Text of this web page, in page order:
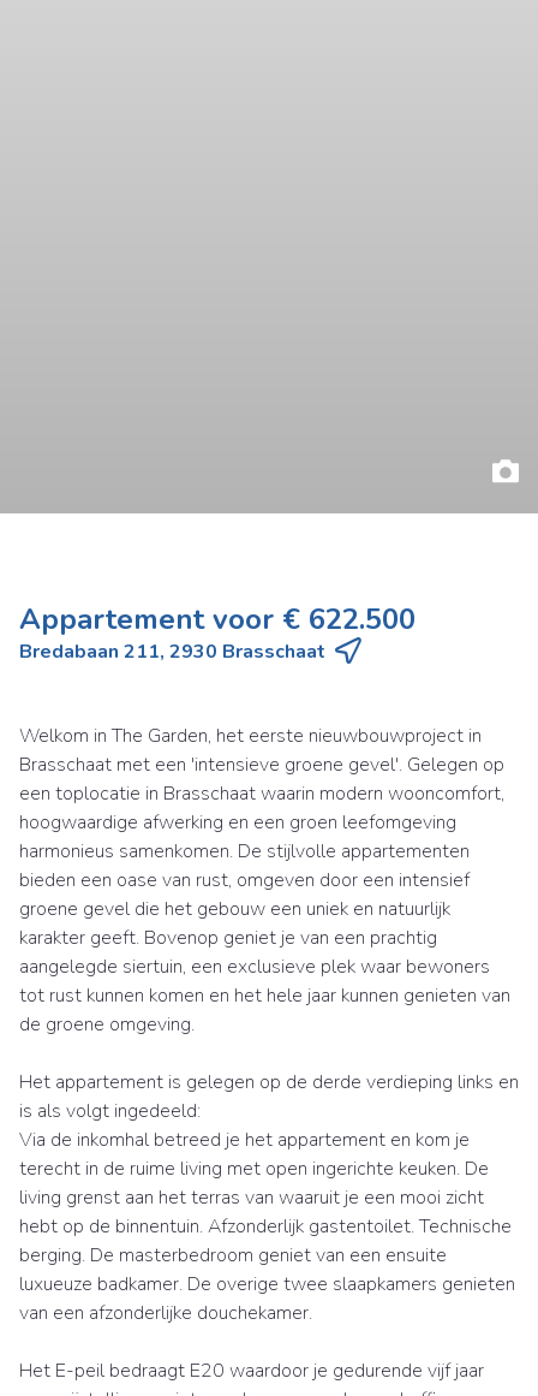
Appartement voor € 622.500
Bredabaan 211, 2930 Brasschaat
Welkom in The Garden, het eerste nieuwbouwproject in
Brasschaat met een 'intensieve groene gevel'. Gelegen op
een toplocatie in Brasschaat waarin modern wooncomfort,
hoogwaardige afwerking en een groen leefomgeving
harmonieus samenkomen. De stijlvolle appartementen
bieden een oase van rust, omgeven door een intensief
groene gevel die het gebouw een uniek en natuurlijk
karakter geeft. Bovenop geniet je van een prachtig
aangelegde siertuin, een exclusieve plek waar bewoners
tot rust kunnen komen en het hele jaar kunnen genieten van
de groene omgeving.
Het appartement is gelegen op de derde verdieping links en
is als volgt ingedeeld:
Via de inkomhal betreed je het appartement en kom je
terecht in de ruime living met open ingerichte keuken. De
living grenst aan het terras van waaruit je een mooi zicht
hebt op de binnentuin. Afzonderlijk gastentoilet. Technische
berging. De masterbedroom geniet van een ensuite
luxueuze badkamer. De overige twee slaapkamers genieten
van een afzonderlijke douchekamer.
Het E-peil bedraagt E20 waardoor je gedurende vijf jaar